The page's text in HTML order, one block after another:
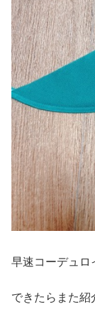
早速コーデュロ
できたらまた紹